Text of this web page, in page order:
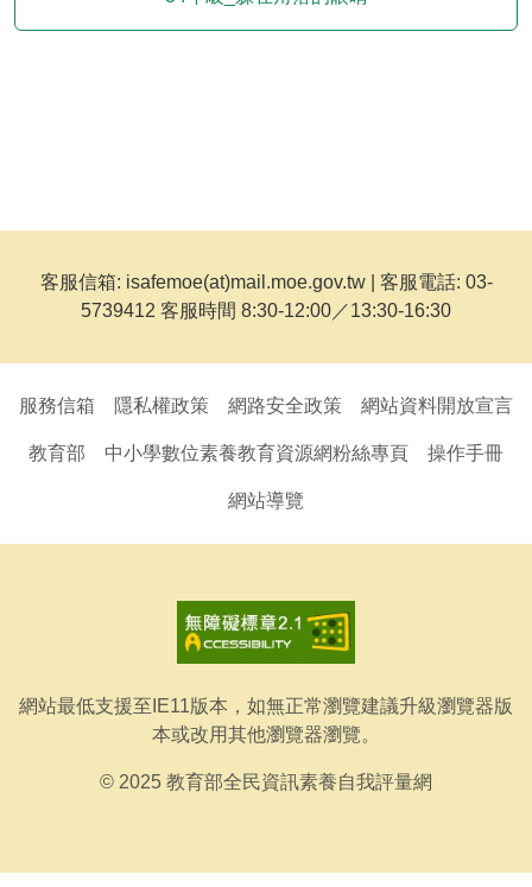
客服信箱: isafemoe(at)mail.moe.gov.tw | 客服電話: 03-
5739412 客服時間 8:30-12:00／13:30-16:30
服務信箱 隱私權政策 網路安全政策 網站資料開放宣言
教育部 中小學數位素養教育資源網粉絲專頁 操作手冊
網站導覽
網站最低支援至IE11版本，如無正常瀏覽建議升級瀏覽器版
本或改用其他瀏覽器瀏覽。
© 2025 教育部全民資訊素養自我評量網